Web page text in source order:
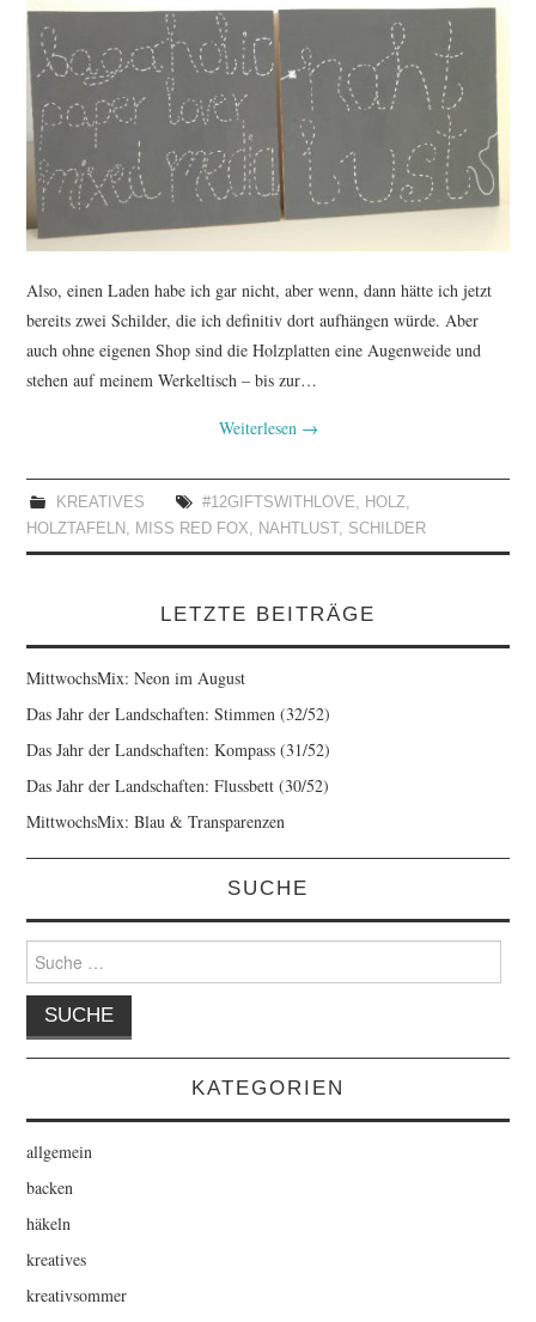
Also, einen Laden habe ich gar nicht, aber wenn, dann hätte ich jetzt
bereits zwei Schilder, die ich definitiv dort aufhängen würde. Aber
auch ohne eigenen Shop sind die Holzplatten eine Augenweide und
stehen auf meinem Werkeltisch – bis zur…
Weiterlesen →
KREATIVES #12GIFTSWITHLOVE HOLZ
HOLZTAFELN
MISS RED FOX NAHTLUST, SCHILDER
LETZTE BEITRÄGE
MittwochsMix: Neon im August
Das Jahr der Landschaften: Stimmen (32/52)
Das Jahr der Landschaften: Kompass (31/52)
Das Jahr der Landschaften: Flussbett (30/52)
MittwochsMix: Blau & Transparenzen
SUCHE
nach:
KATEGORIEN
allgemein
backen
häkeln
kreatives
kreativsommer